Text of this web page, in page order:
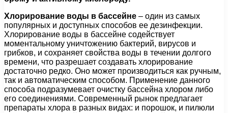
Хлорирование воды в бассейне – один из самых
популярных и доступных способов ее дезинфекции.
Хлорирование воды в бассейне содействует
моментальному уничтожению бактерий, вирусов и
грибков, и сохраняет свойства воды в течении долгого
времени, что разрешает создавать хлорирование
достаточно редко. Оно может производиться как ручным,
так и автоматическим способом. Применение данного
способа подразумевает очистку бассейна хлором либо
его соединениями. Современный рынок предлагает
препараты хлора в разных видах: и порошок, и пилюли